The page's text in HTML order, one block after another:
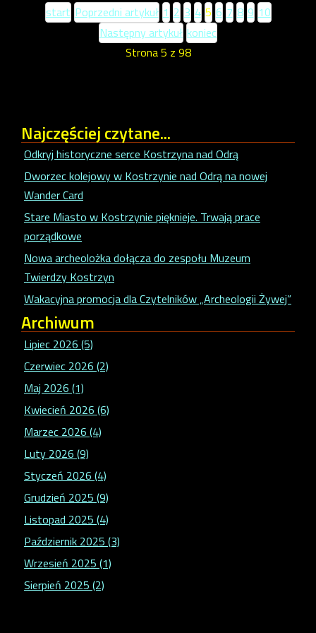
start Poprzedni artykuł 1 2 3 4 5 6 7 8 9 10
Następny artykuł koniec
Strona 5 z 98
Najczęściejczytane...
Odkryj historyczne serce Kostrzyna nad Odrą
Dworzec kolejowy w Kostrzynie nad Odrą na nowej
Wander Card
Stare Miasto w Kostrzynie pięknieje. Trwają prace
porządkowe
Nowa archeolożka dołącza do zespołu Muzeum
Twierdzy Kostrzyn
Wakacyjna promocja dla Czytelników „Archeologii Żywej”
Archiwum
Lipiec 2026 (5)
Czerwiec 2026 (2)
Maj 2026 (1)
Kwiecień 2026 (6)
Marzec 2026 (4)
Luty 2026 (9)
Styczeń 2026 (4)
Grudzień 2025 (9)
Listopad 2025 (4)
Październik 2025 (3)
Wrzesień 2025 (1)
Sierpień 2025 (2)